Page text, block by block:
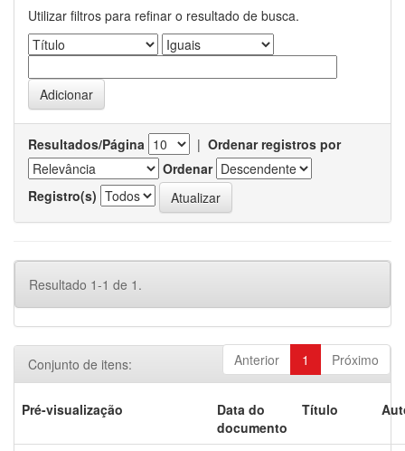
Utilizar filtros para refinar o resultado de busca.
Resultados/Página | Ordenar registros por
Ordenar
Registro(s)
Resultado 1-1 de 1.
Anterior 1 Próximo
Conjunto de itens:
Pré-visualização
Data do
documento
Título